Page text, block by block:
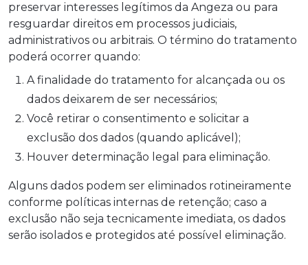
preservar interesses legítimos da Angeza ou para
resguardar direitos em processos judiciais,
administrativos ou arbitrais. O término do tratamento
poderá ocorrer quando:
A finalidade do tratamento for alcançada ou os
dados deixarem de ser necessários;
Você retirar o consentimento e solicitar a
exclusão dos dados (quando aplicável);
Houver determinação legal para eliminação.
Alguns dados podem ser eliminados rotineiramente
conforme políticas internas de retenção; caso a
exclusão não seja tecnicamente imediata, os dados
serão isolados e protegidos até possível eliminação.